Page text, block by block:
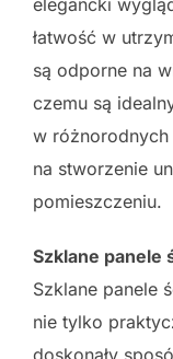
łatwość w
są odporne na
czemu są
w
na stworzenie
pomieszczeniu.
Szklane panele
Szklane panele
nie tylko
doskonały